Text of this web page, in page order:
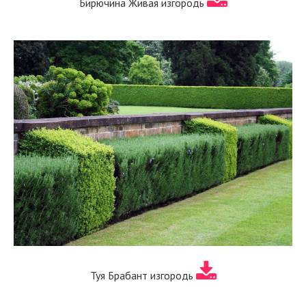
Бирючина Живая изгородь
Туя Брабант изгородь